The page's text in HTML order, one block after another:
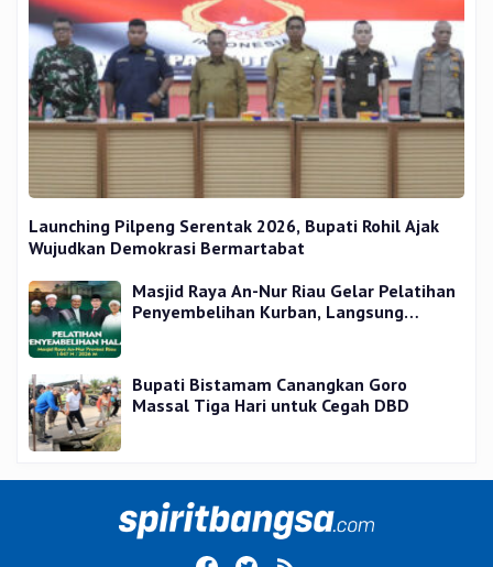
Launching Pilpeng Serentak 2026, Bupati Rohil Ajak
Wujudkan Demokrasi Bermartabat
Masjid Raya An-Nur Riau Gelar Pelatihan
Penyembelihan Kurban, Langsung
Bupati Bistamam Canangkan Goro
Massal Tiga Hari untuk Cegah DBD